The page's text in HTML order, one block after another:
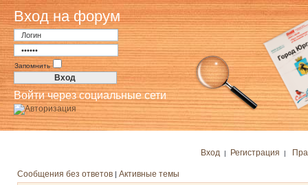
Вход на форум
Запомнить
Войти через социальные сети
Вход | Регистрация |
Сообщения без ответов | Активные темы